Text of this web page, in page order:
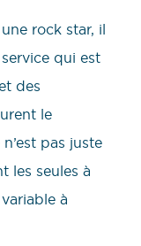
rock star, il
qui est
des
le
pas juste
les seules à
à